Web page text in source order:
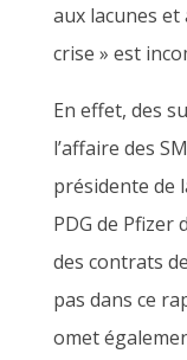
aux lacunes et
crise » est
En effet, des
l’affaire des
présidente de
PDG de Pfizer
des contrats
pas dans ce
omet